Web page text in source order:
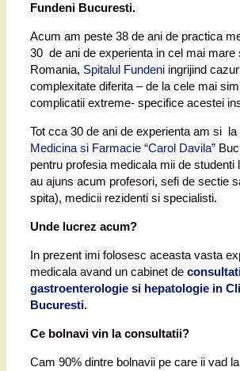
Fundeni Bucuresti.
Acum am peste 38 de ani de practica
30 de ani de experienta in cel mai mare
Romania, Spitalul Fundeni ingrijind
complexitate diferita – de la cele mai
complicatii extreme- specifice acestei
Tot cca 30 de ani de experienta am si la
Medicina si Farmacie “Carol Davila”
pentru profesia medicala mii de studenti
au ajuns acum profesori, sefi de sectie
spita), medicii rezidenti si specialisti.
Unde lucrez acum?
In prezent imi folosesc aceasta vasta
medicala avand un cabinet de
gastroenterologie si hepatologie in
Bucuresti.
Ce bolnavi vin la consultatii?
Cam 90% dintre bolnavii pe care ii vad